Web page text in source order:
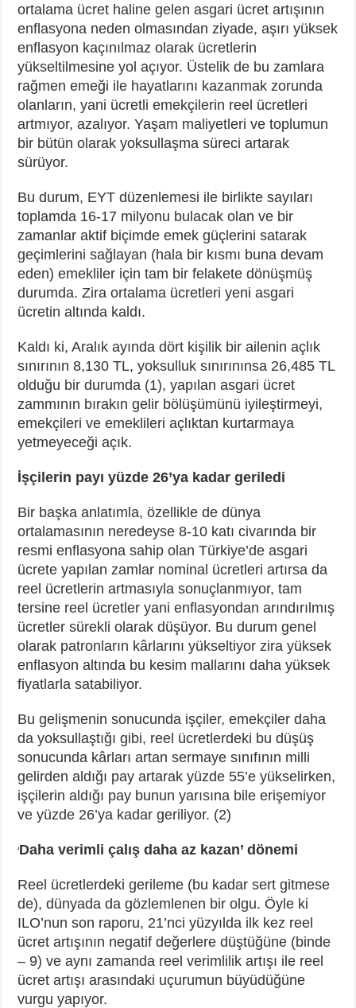
ortalama ücret haline gelen asgari ücret artışının
enflasyona neden olmasından ziyade, aşırı yüksek
enflasyon kaçınılmaz olarak ücretlerin
yükseltilmesine yol açıyor. Üstelik de bu zamlara
rağmen emeği ile hayatlarını kazanmak zorunda
olanların, yani ücretli emekçilerin reel ücretleri
artmıyor, azalıyor. Yaşam maliyetleri ve toplumun
bir bütün olarak yoksullaşma süreci artarak
sürüyor.
Bu durum, EYT düzenlemesi ile birlikte sayıları
toplamda 16-17 milyonu bulacak olan ve bir
zamanlar aktif biçimde emek güçlerini satarak
geçimlerini sağlayan (hala bir kısmı buna devam
eden) emekliler için tam bir felakete dönüşmüş
durumda. Zira ortalama ücretleri yeni asgari
ücretin altında kaldı.
Kaldı ki, Aralık ayında dört kişilik bir ailenin açlık
sınırının 8,130 TL, yoksulluk sınırınınsa 26,485 TL
olduğu bir durumda (1), yapılan asgari ücret
zammının bırakın gelir bölüşümünü iyileştirmeyi,
emekçileri ve emeklileri açlıktan kurtarmaya
yetmeyeceği açık.
İşçilerin payı yüzde 26’ya kadar geriledi
Bir başka anlatımla, özellikle de dünya
ortalamasının neredeyse 8-10 katı civarında bir
resmi enflasyona sahip olan Türkiye’de asgari
ücrete yapılan zamlar nominal ücretleri artırsa da
reel ücretlerin artmasıyla sonuçlanmıyor, tam
tersine reel ücretler yani enflasyondan arındırılmış
ücretler sürekli olarak düşüyor. Bu durum genel
olarak patronların kârlarını yükseltiyor zira yüksek
enflasyon altında bu kesim mallarını daha yüksek
fiyatlarla satabiliyor.
Bu gelişmenin sonucunda işçiler, emekçiler daha
da yoksullaştığı gibi, reel ücretlerdeki bu düşüş
sonucunda kârları artan sermaye sınıfının milli
gelirden aldığı pay artarak yüzde 55’e yükselirken,
işçilerin aldığı pay bunun yarısına bile erişemiyor
ve yüzde 26’ya kadar geriliyor. (2)
‘Daha verimli çalış daha az kazan’ dönemi
Reel ücretlerdeki gerileme (bu kadar sert gitmese
de), dünyada da gözlemlenen bir olgu. Öyle ki
ILO’nun son raporu, 21’nci yüzyılda ilk kez reel
ücret artışının negatif değerlere düştüğüne (binde
– 9) ve aynı zamanda reel verimlilik artışı ile reel
ücret artışı arasındaki uçurumun büyüdüğüne
vurgu yapıyor.